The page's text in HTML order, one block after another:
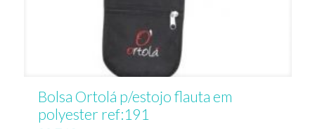
Bolsa Ortolá p/estojo flauta em
polyester ref:191